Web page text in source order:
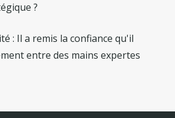
?
: Il a remis la confiance qu'il
entre des mains expertes